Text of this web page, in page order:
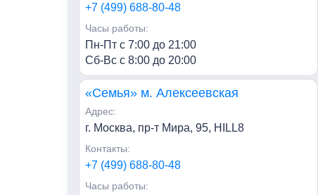
+7 (499) 688-80-48
Часы работы:
Пн-Пт с 7:00 до 21:00
Сб-Вс с 8:00 до 20:00
«Семья» м. Алексеевская
Адрес:
г. Москва, пр-т Мира, 95, HILL8
Контакты:
+7 (499) 688-80-48
Часы работы: